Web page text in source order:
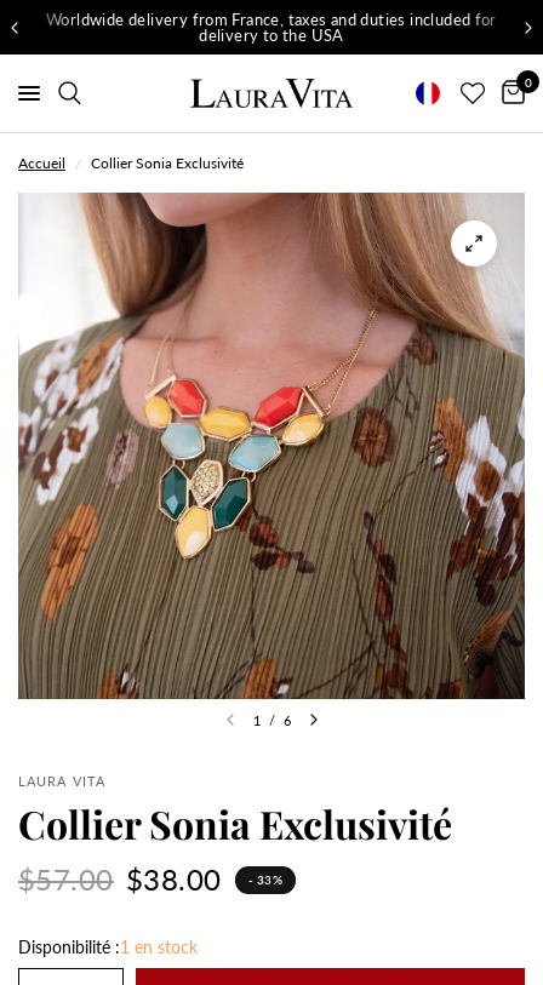
Worldwide delivery from France, taxes and duties included for
delivery to the USA
0
Accueil / Collier Sonia Exclusivité
1 / 6
LAURA VITA
Collier Sonia Exclusivité
$57.00 $38.00 - 33%
Disponibilité :1 en stock